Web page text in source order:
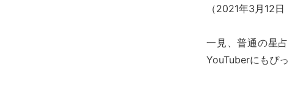
（2021年3月12
一見、普通の星
YouTuberにもぴ